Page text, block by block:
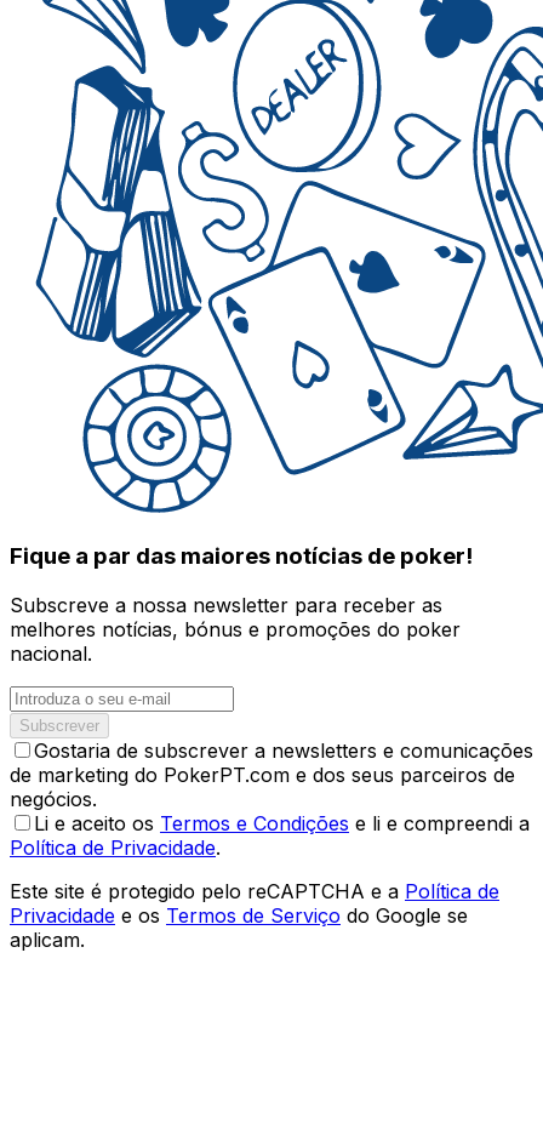
Fique a par das maiores notícias de poker!
Subscreve a nossa newsletter para receber as
melhores notícias, bónus e promoções do poker
nacional.
Subscrever
Gostaria de subscrever a newsletters e comunicações
de marketing do PokerPT.com e dos seus parceiros de
negócios.
Li e aceito os Termos e Condições e li e compreendi a
Política de Privacidade.
Este site é protegido pelo reCAPTCHA e a Política de
Privacidade e os Termos de Serviço do Google se
aplicam.